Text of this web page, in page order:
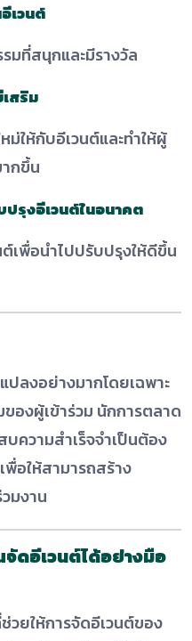
เวนต์
มที่สนุกและมีรางวัล
สริม
ม่ให้กับอีเวนต์และทำให้ผู้
กขึ้น
รุงอีเวนต์ในอนาคต
เพื่อนำไปปรับปรุงให้ดีขึ้น
ปลงอย่างมากโดยเฉพาะ
องผู้เข้าร่วม นักการตลาด
บความสำเร็จจำเป็นต้อง
พื่อให้สามารถสร้าง
มงาน
ดอีเวนต์ได้อย่างมือ
ยให้การจัดอีเวนต์ของ